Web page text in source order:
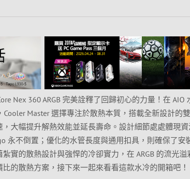
Nex 360 ARGB 完美詮釋了回歸初心的力量！在 AIO
Cooler Master 選擇專注於散熱本質，搭載全新設計的
大幅提升解熱效能並延長壽命。設計細節處處體現
永不倒置；優化的水管長度與通用扣具，則確保了安
實的散熱設計與強悍的冷卻實力，在 ARGB 的流光溢
的散熱方案，接下來一起來看看這款水冷的開箱吧！